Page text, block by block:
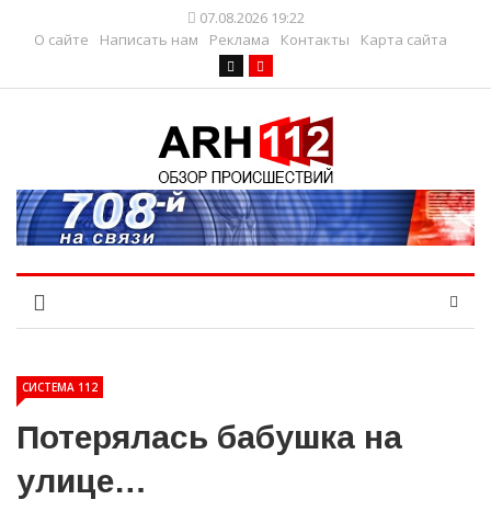
07.08.2026 19:22
О сайте
Написать нам Реклама Контакты Карта сайта
СИСТЕМА 112
Потерялась бабушка на
улице…